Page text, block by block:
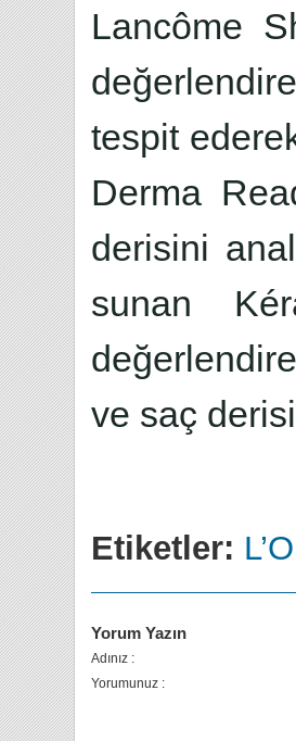
Lancôme
tespit
Derma
derisini
sunan
ve saç
Etiketler:
Yorum Yazın
Adınız :
Yorumunuz :